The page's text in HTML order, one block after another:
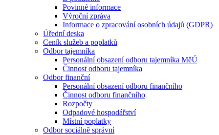
Povinné informace
Výroční zpráva
Informace o zpracování osobních údajů (GDPR)
Úřední deska
Ceník služeb a poplatků
Odbor tajemníka
Personální obsazení odboru tajemníka MěÚ
Činnost odboru tajemníka
Odbor finanční
Personální obsazení odboru finančního
Činnost odboru finančního
Rozpočty
Odpadové hospodářství
Místní poplatky
Odbor sociálně správní